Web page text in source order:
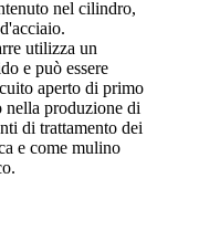
nel cilindro,
utilizza un
e può essere
aperto di primo
produzione di
di trattamento dei
e come mulino